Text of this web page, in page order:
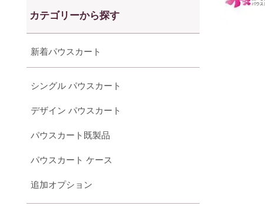
カテゴリーから探す
新着パウスカート
シングル パウスカート
デザイン パウスカート
パウスカート既製品
パウスカート ケース
追加オプション